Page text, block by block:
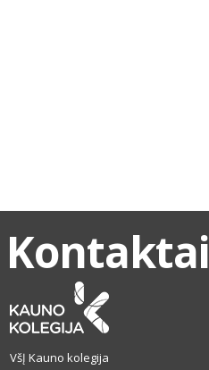
Kontaktai
VšĮ Kauno kolegija